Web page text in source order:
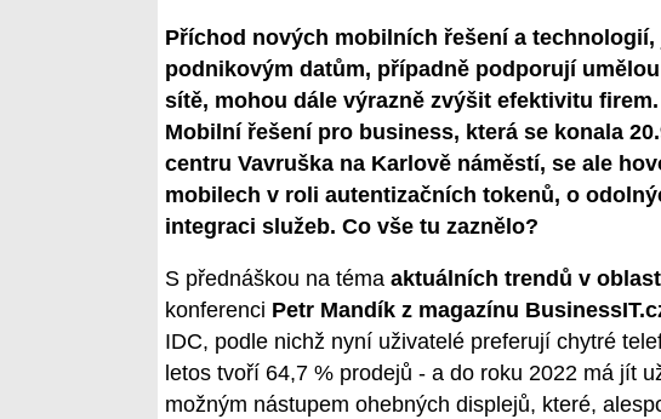
Příchod nových mobilních řešení a
podnikovým datům, případně podporují
sítě, mohou dále výrazně zvýšit efektivitu
Mobilní řešení pro business, která se konala
centru Vavruška na Karlově náměstí, se ale
mobilech v roli autentizačních tokenů, o
integraci služeb. Co vše tu zaznělo?
S přednáškou na téma aktuálních trendů v
konferenci Petr Mandík z magazínu
IDC, podle nichž nyní uživatelé preferují chytré
letos tvoří 64,7 % prodejů - a do roku 2022 má jít
možným nástupem ohebných displejů, které,